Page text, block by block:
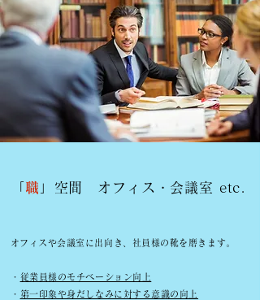
職 」空間 オフィス・会議室 etc.
​オフィスや会議室に出向き、社員様の靴を磨きます。
・ 従業員様のモチベーション向上
・ 第一印象や身だしなみに対する意識の向上